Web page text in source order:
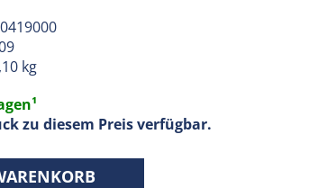
kg
zu diesem Preis verfügbar.